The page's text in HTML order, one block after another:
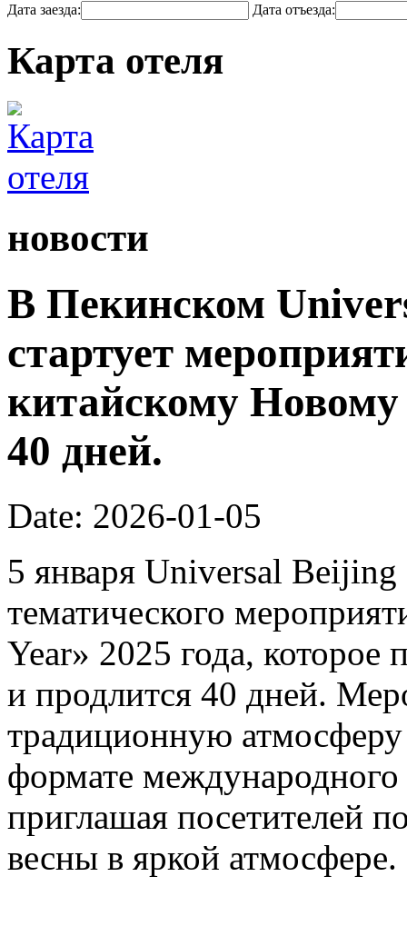
Дата заезда: Дата отъезда:
Карта отеля
новости
В Пекинском
стартует
китайскому Новому
40 дней.
Date: 2026-01-05
5 января Universal
тематического
Year» 2025 года, которое
и продлится 40 дней.
традиционную атмосферу
формате международного
приглашая посетителей
весны в яркой атмосфере.